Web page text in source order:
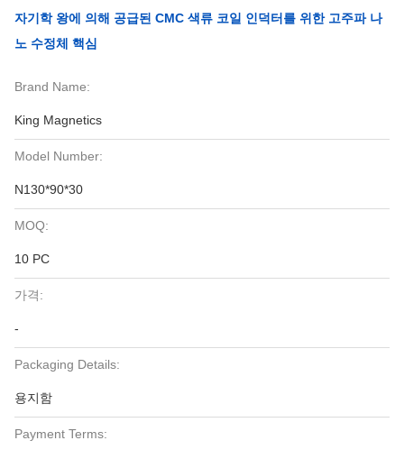
자기학 왕에 의해 공급된 CMC 색류 코일 인덕터를 위한 고주파 나
노 수정체 핵심
Brand Name:
King Magnetics
Model Number:
N130*90*30
MOQ:
10 PC
가격:
-
Packaging Details:
용지함
Payment Terms: